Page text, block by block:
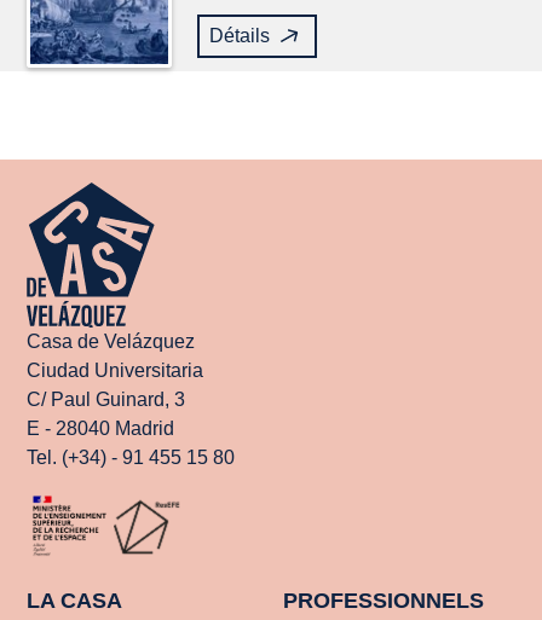
Détails
Casa de Velázquez
Ciudad Universitaria
C/ Paul Guinard, 3
E - 28040 Madrid
Tel. (+34) - 91 455 15 80
LA CASA PROFESSIONNELS